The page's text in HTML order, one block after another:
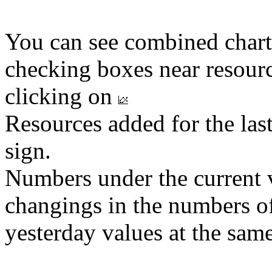
You can see combined
checking boxes near
clicking on
Resources added for the
sign.
Numbers under the
changings in the numbers
yesterday values at the